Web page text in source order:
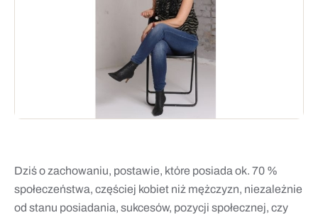
Dziś o zachowaniu, postawie, które posiada ok. 70 %
społeczeństwa, częściej kobiet niż mężczyzn, niezależnie
od stanu posiadania, sukcesów, pozycji społecznej, czy